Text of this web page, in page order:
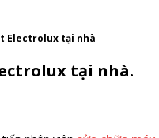
Electrolux tại nhà
tại nhà.